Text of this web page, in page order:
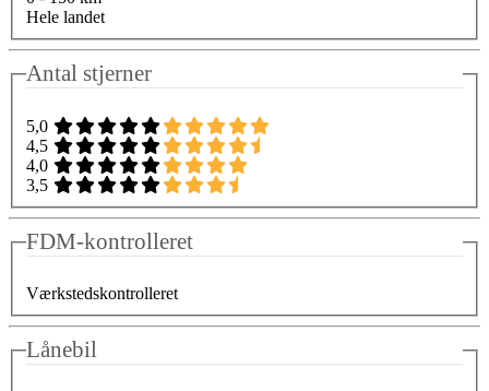
Hele landet
Antal stjerner
5,0
4,5
4,0
3,5
FDM-kontrolleret
Værkstedskontrolleret
Lånebil